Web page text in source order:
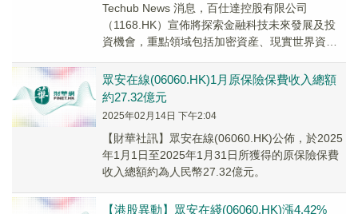
Techub News 消息，百仕達控股有限公司
（1168.HK）宣佈將探索金融科技未來發展及投
資機會，重點領域包括加密資産、現實世界資産
眾安在線(06060.HK)1月原保險保費收入總額
約27.32億元
2025年02月14日 下午2:04
【財華社訊】眾安在線(06060.HK)公佈，於2025
年1月1日至2025年1月31日所獲得的原保險保費
收入總額約為人民幣27.32億元。
【港股異動】眾安在綫(06060.HK)漲4.42%